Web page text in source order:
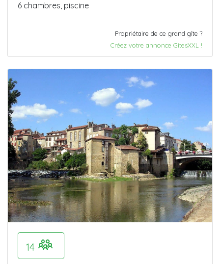
6 chambres, piscine
Propriétaire de ce grand gîte ?
Créez votre annonce GitesXXL !
14